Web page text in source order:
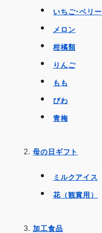
いちご･ベリー
メロン
柑橘類
りんご
もも
びわ
青梅
母の日ギフト
ミルクアイス
花（観賞用）
加工食品